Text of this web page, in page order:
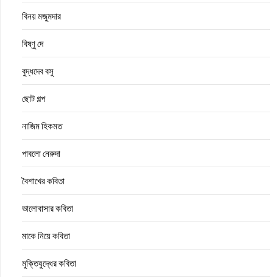
বিনয় মজুমদার
বিষ্ণু দে
বুদ্ধদেব বসু
ছোট গল্প
নাজিম হিকমত
পাবলো নেরুদা
বৈশাখের কবিতা
ভালোবাসার কবিতা
মাকে নিয়ে কবিতা
মুক্তিযুদ্ধের কবিতা